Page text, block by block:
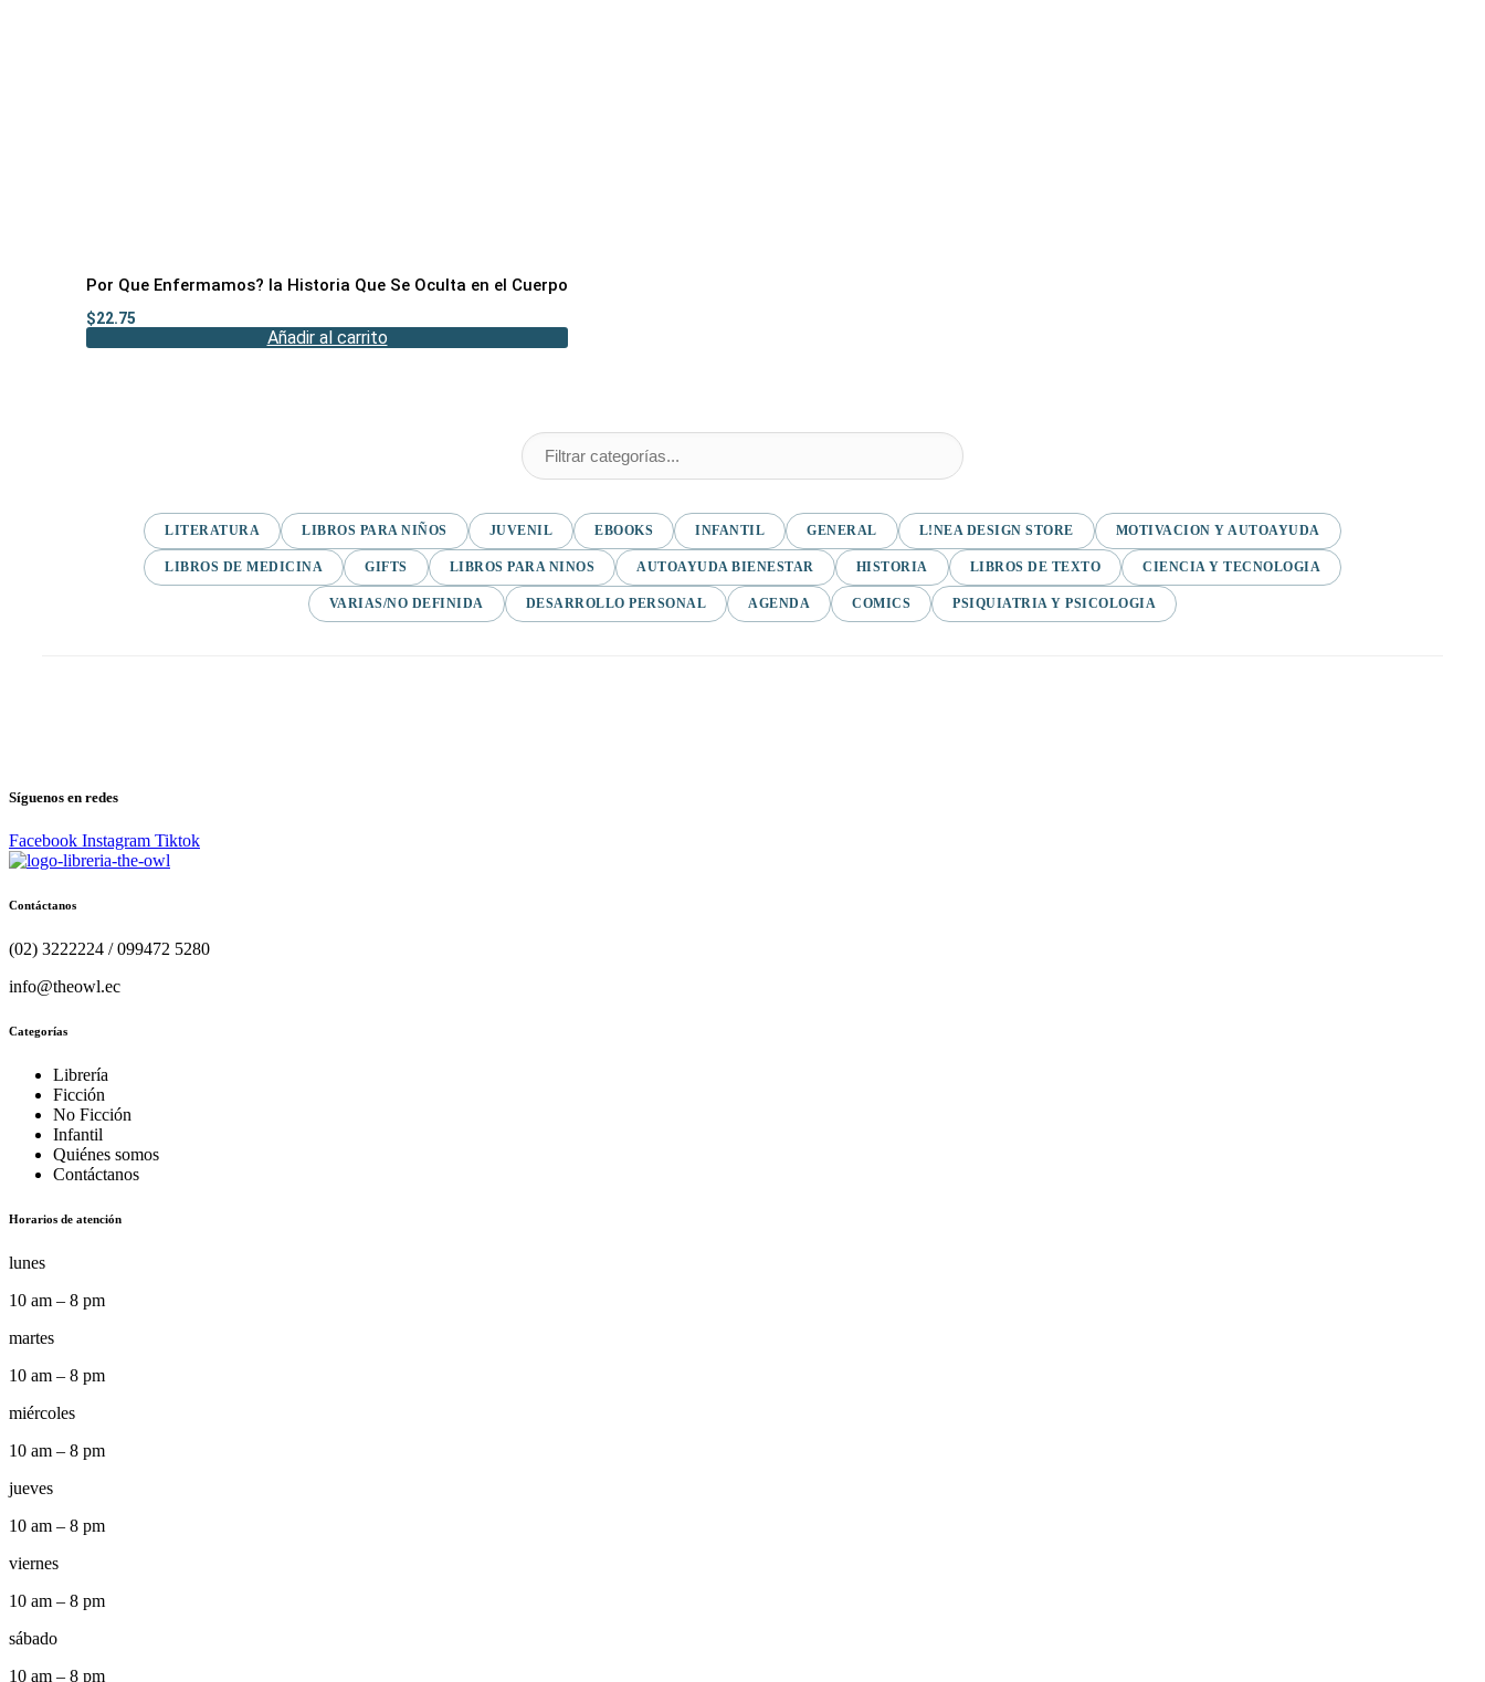
Por Que Enfermamos? la Historia Que Se Oculta en el Cuerpo
$22.75
Añadir al carrito
LITERATURA LIBROS PARA NIÑOS JUVENIL EBOOKS INFANTIL GENERAL L!NEA DESIGN STORE MOTIVACION Y AUTOAYUDA
LIBROS DE MEDICINA GIFTS LIBROS PARA NINOS AUTOAYUDA BIENESTAR HISTORIA LIBROS DE TEXTO CIENCIA Y TECNOLOGIA
VARIAS/NO DEFINIDA DESARROLLO PERSONAL AGENDA COMICS PSIQUIATRIA Y PSICOLOGIA
Síguenos en redes
Facebook Instagram Tiktok
Contáctanos
(02) 3222224 / 099472 5280
info@theowl.ec
Categorías
Librería
Ficción
No Ficción
Infantil
Quiénes somos
Contáctanos
Horarios de atención
lunes
10 am – 8 pm
martes
10 am – 8 pm
miércoles
10 am – 8 pm
jueves
10 am – 8 pm
viernes
10 am – 8 pm
sábado
10 am – 8 pm